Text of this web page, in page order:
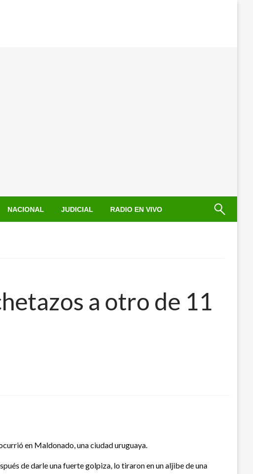
NACIONAL JUDICIAL RADIO EN VIVO
a otro de 11
en Maldonado, una ciudad uruguaya.
de darle una fuerte golpiza, lo tiraron en un aljibe de una